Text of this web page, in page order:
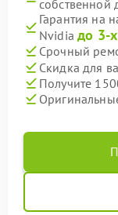
собственной
Гарантия на
Nvidiaдо 3-
Срочный
Скидка для
Получите